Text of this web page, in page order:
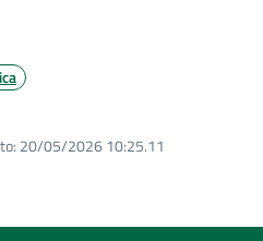
20/05/2026 10:25.11